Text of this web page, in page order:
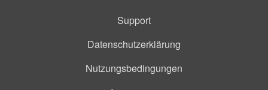
Support
Datenschutzerklärung
Nutzungsbedingungen